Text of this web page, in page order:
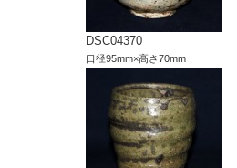
DSC04370
口径95mm×高さ70mm